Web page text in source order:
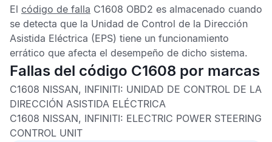
El código de falla C1608 OBD2 es almacenado cuando
se detecta que la Unidad de Control de la Dirección
Asistida Eléctrica (EPS) tiene un funcionamiento
errático que afecta el desempeño de dicho sistema.
Fallas del código C1608 por marcas
C1608 NISSAN, INFINITI: UNIDAD DE CONTROL DE LA
DIRECCIÓN ASISTIDA ELÉCTRICA
C1608 NISSAN, INFINITI: ELECTRIC POWER STEERING
CONTROL UNIT